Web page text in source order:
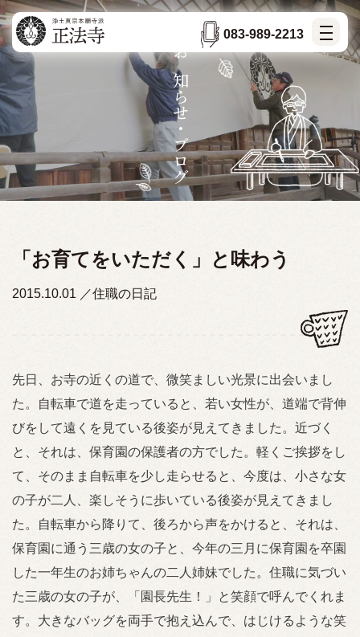
083-989-2213
お知らせ・ブログ
「お育てをいただく」と味わう
2015.10.01 住職の日記
先日、お寺の近くの道で、微笑ましい光景に出会いまし
た。自転車で道を走っていると、若い女性が、道端で背伸
びをして遠くを見ている後姿が見えてきました。近づく
と、それは、保育園の保護者の方でした。軽くご挨拶をし
て、そのまま自転車を少し走らせると、今度は、小さな女
の子が二人、楽しそうに歩いている後姿が見えてきまし
た。自転車から降りて、後ろから声をかけると、それは、
保育園に通う三歳の女の子と、今年の三月に保育園を卒園
した一年生のお姉ちゃんの二人姉妹でした。住職に気づい
た三歳の女の子が、「園長先生！」と笑顔で呼んでくれま
す。大きなバッグを両手で抱え込んで、はじけるような笑